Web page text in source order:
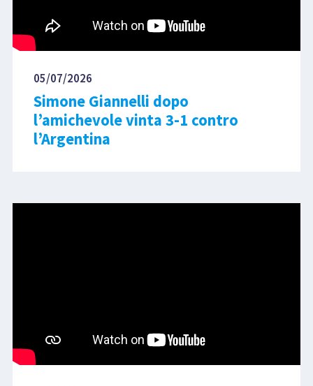
05/07/2026
Simone Giannelli dopo
l’amichevole vinta 3-1 contro
l’Argentina